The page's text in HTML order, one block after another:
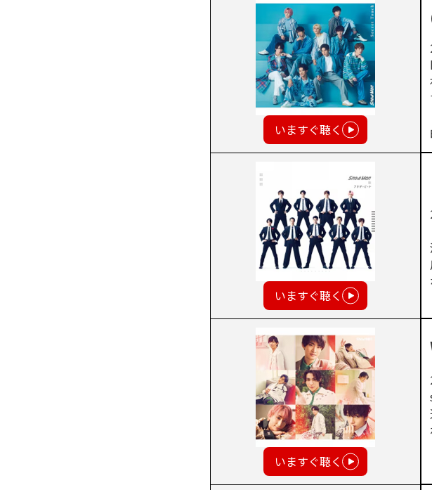
いますぐ聴く
いますぐ聴く
いますぐ聴く